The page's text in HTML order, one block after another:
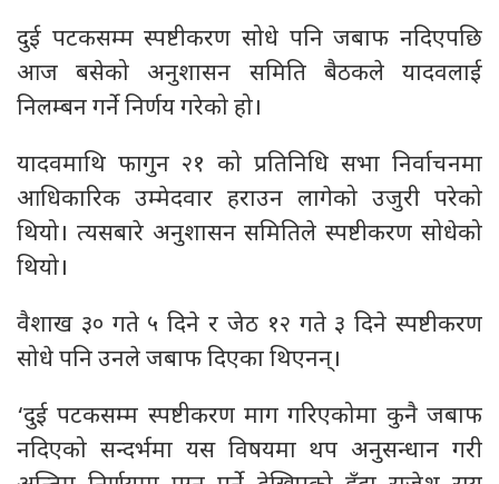
दुई पटकसम्म स्पष्टीकरण सोधे पनि जबाफ नदिएपछि
आज बसेको अनुशासन समिति बैठकले यादवलाई
निलम्बन गर्ने निर्णय गरेको हो।
यादवमाथि फागुन २१ को प्रतिनिधि सभा निर्वाचनमा
आधिकारिक उम्मेदवार हराउन लागेको उजुरी परेको
थियो। त्यसबारे अनुशासन समितिले स्पष्टीकरण सोधेको
थियो।
वैशाख ३० गते ५ दिने र जेठ १२ गते ३ दिने स्पष्टीकरण
सोधे पनि उनले जबाफ दिएका थिएनन्।
‘दुई पटकसम्म स्पष्टीकरण माग गरिएकोमा कुनै जबाफ
नदिएको सन्दर्भमा यस विषयमा थप अनुसन्धान गरी